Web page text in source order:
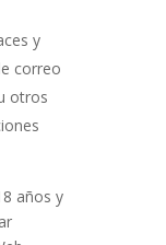
y
correo
otros
años y